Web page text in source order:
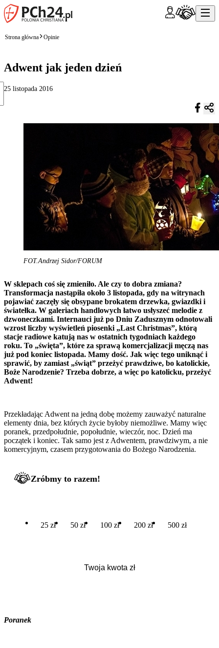
Strona główna Opinie
Adwent jak jeden dzień
25 listopada 2016
FOT.Andrzej Sidor/FORUM
W sklepach coś się zmieniło. Ale czy to dobra zmiana?
Transformacja nastąpiła około 3 listopada, gdy na witrynach
pojawiać zaczęły się obsypane brokatem drzewka, gwiazdki i
światełka. W galeriach handlowych łatwo usłyszeć melodie z
dzwoneczkami. Internauci już po Dniu Zadusznym odnotowali
wzrost liczby wyświetleń piosenki „Last Christmas”, którą
stacje radiowe katują nas w ostatnich tygodniach każdego
roku. To „święta”, które za sprawą komercjalizacji męczą nas
już pod koniec listopada. Mamy dość. Jak więc tego uniknąć i
sprawić, by zamiast „świąt” przeżyć prawdziwe, bo katolickie,
Boże Narodzenie? Trzeba dobrze, a więc po katolicku, przeżyć
Adwent!
Przekładając Adwent na jedną dobę możemy zauważyć naturalne
elementy dnia, bez których życie byłoby niemożliwe. Mamy więc
poranek, przedpołudnie, popołudnie, wieczór, noc. Dzień ma
początek i koniec. Tak samo jest z Adwentem, prawdziwym, a nie
komercyjnym, czasem przygotowania do Bożego Narodzenia.
Zróbmy to razem!
25 zł 50 zł 100 zł 200 zł 500 zł
Poranek